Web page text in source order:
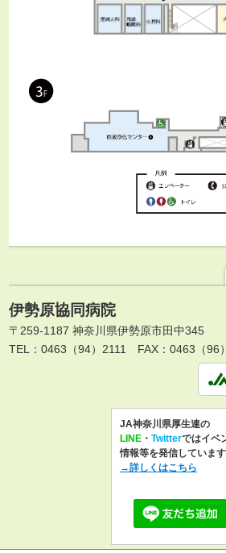
伊勢原協同病院
〒259-1187 神奈川県伊勢原市田中345
TEL：0463（94）2111
FAX：0463（96
JA神奈川県厚生連の
LINE ・ Twitterではイベ
情報等を発信しています
→詳しくはこちら